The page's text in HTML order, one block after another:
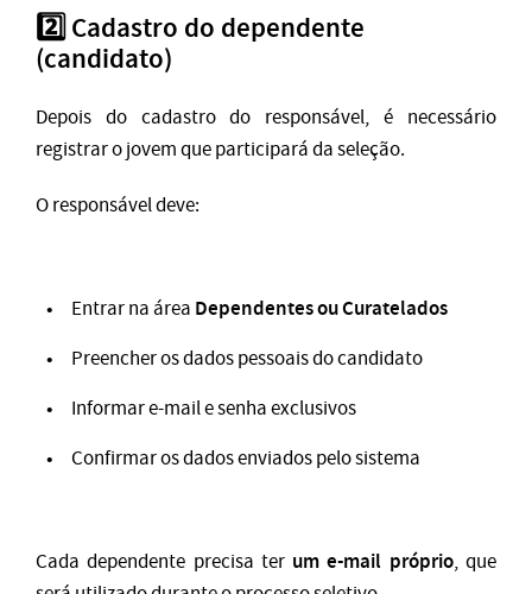
2️⃣ Cadastro do dependente
(candidato)
Depois do cadastro do responsável, é necessário
registrar o jovem que participará da seleção.
O responsável deve:
Entrar na área Dependentes ou Curatelados
Preencher os dados pessoais do candidato
Informar e-mail e senha exclusivos
Confirmar os dados enviados pelo sistema
Cada dependente precisa ter um e-mail próprio, que